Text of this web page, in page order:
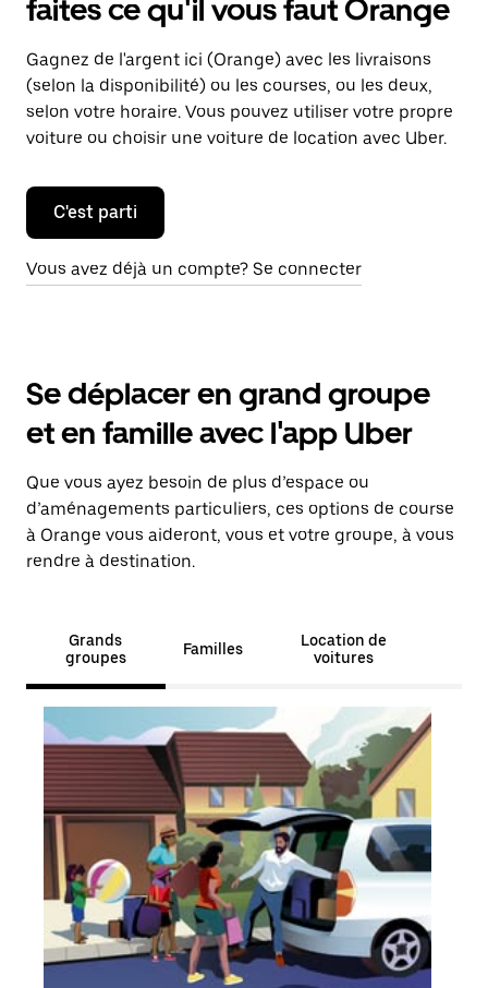
faites ce qu'il vous faut Orange
Gagnez de l'argent ici (Orange) avec les livraisons
(selon la disponibilité) ou les courses, ou les deux,
selon votre horaire. Vous pouvez utiliser votre propre
voiture ou choisir une voiture de location avec Uber.
C'est parti
Vous avez déjà un compte? Se connecter
Se déplacer en grand groupe
et en famille avec l'app Uber
Que vous ayez besoin de plus d’espace ou
d’aménagements particuliers, ces options de course
à Orange vous aideront, vous et votre groupe, à vous
rendre à destination.
Grands
groupes
Familles
Location de
voitures